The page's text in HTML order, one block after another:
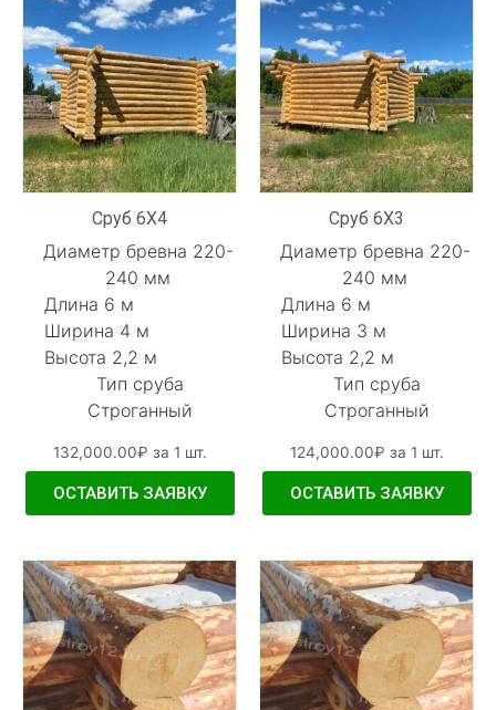
Сруб 6Х4
Диаметр бревна 220-
240 мм
Длина 6 м
Ширина 4 м
Высота 2,2 м
Тип сруба
Строганный
132,000.00₽ за 1 шт.
ОСТАВИТЬ ЗАЯВКУ
Сруб 6Х3
Диаметр бревна 220-
240 мм
Длина 6 м
Ширина 3 м
Высота 2,2 м
Тип сруба
Строганный
124,000.00₽ за 1 шт.
ОСТАВИТЬ ЗАЯВКУ